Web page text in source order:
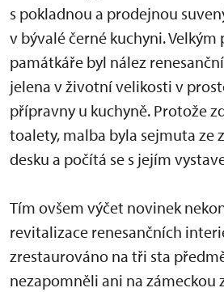
s pokladnou a prodejnou
v bývalé černé kuchyni.
památkáře byl nález
jelena v životní velikosti v
přípravny u kuchyně. Protože
toalety, malba byla sejmuta ze
desku a počítá se s jejím
Tím ovšem výčet novinek
revitalizace renesančních
zrestaurováno na tři sta
nezapomněli ani na zámeckou